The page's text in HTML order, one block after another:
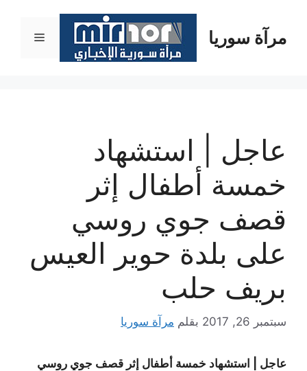
المحتوىمرآة سوريا القائمة
عاجل | استشهاد
خمسة أطفال إثر
قصف جوي روسي
على بلدة حوير العيس
بريف حلب
سبتمبر 26, 2017 بقلم مرآة سوريا
عاجل | استشهاد خمسة أطفال إثر قصف جوي روسي